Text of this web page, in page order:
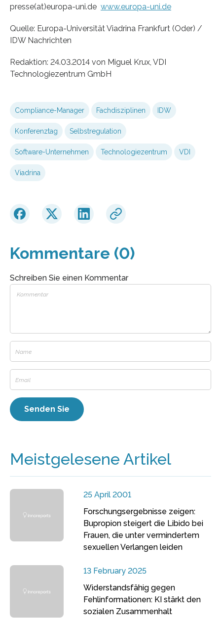
presse(at)europa-uni.de www.europa-uni.de
Quelle: Europa-Universität Viadrina Frankfurt (Oder) /
IDW Nachrichten
Redaktion: 24.03.2014 von Miguel Krux, VDI
Technologiezentrum GmbH
Compliance-Manager Fachdisziplinen IDW
Konferenztag Selbstregulation
Software-Unternehmen Technologiezentrum VDI
Viadrina
Kommentare (0)
Schreiben Sie einen Kommentar
Meistgelesene Artikel
25 April 2001
Forschungsergebnisse zeigen:
Bupropion steigert die Libido bei
Frauen, die unter vermindertem
sexuellen Verlangen leiden
13 February 2025
Widerstandsfähig gegen
Fehlinformationen: KI stärkt den
sozialen Zusammenhalt